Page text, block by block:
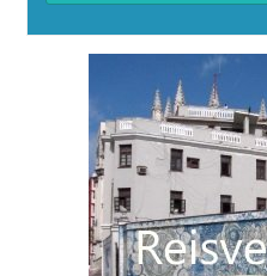
Alternative: